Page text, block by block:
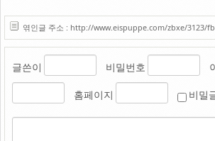
엮인글 주소 : http://www.eispuppe.com/zbxe/3123/
글쓴이 비밀번호
홈페이지 비밀